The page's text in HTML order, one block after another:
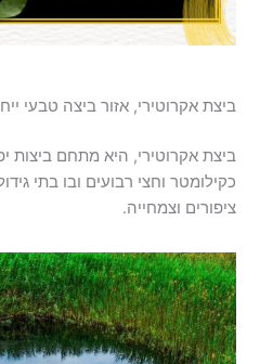
ביצת אקרוטירי, אזור ביצה טבעי
ביצת אקרוטירי, היא מתחם ביצות
כקילומטר וחצי רבועים ובו בתי
ציפורים וצמחייה.